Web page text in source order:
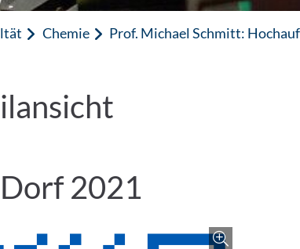
Chemie Prof. Michael Schmitt:
2021